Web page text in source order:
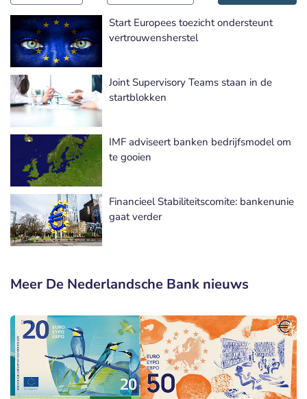
Start Europees toezicht ondersteunt
vertrouwensherstel
Joint Supervisory Teams staan in de
startblokken
IMF adviseert banken bedrijfsmodel om
te gooien
Financieel Stabiliteitscomite: bankenunie
gaat verder
Meer De Nederlandsche Bank nieuws